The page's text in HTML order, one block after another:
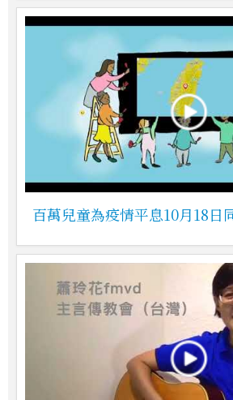
百萬兒童為疫情平息10月18日